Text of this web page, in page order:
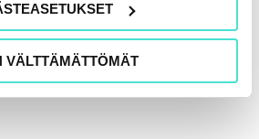
VÄLTTÄMÄTTÖMÄT